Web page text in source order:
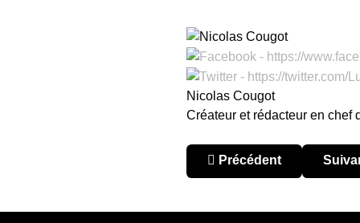
Nicolas Cougot
Créateur et rédacteur en chef
Article précédent :
Précédent